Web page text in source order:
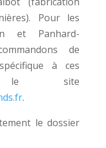
Pour les
et Panhard-
de
à ces
le site
.
le dossier